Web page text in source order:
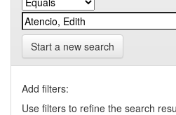
Start a new search
Add filters:
Use filters to refine the search